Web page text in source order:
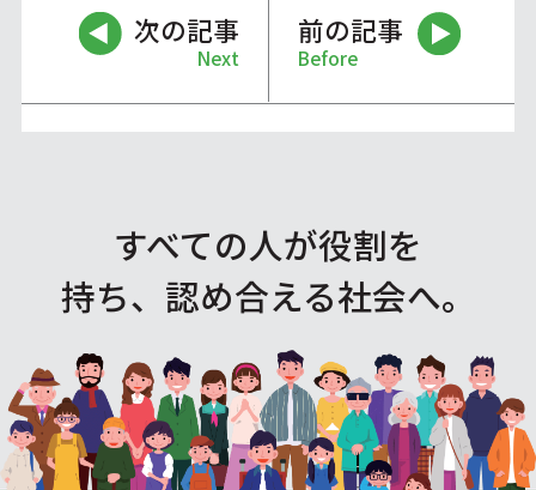
次の記事
Next
前の記事
Before
すべての人が役割を
持ち、認め合える社会へ。